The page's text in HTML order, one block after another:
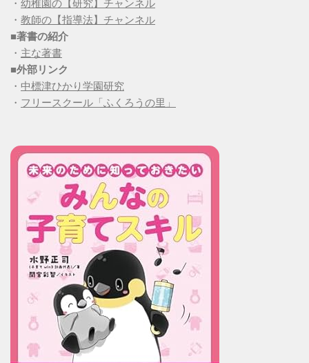
・ 幼稚園の【研究】チャンネル
・ 教師の【指導法】チャンネル
■著書の紹介
・ 主な著書
■外部リンク
・ 中標津ひかり学園研究
・ フリースクール「ふくろうの里」